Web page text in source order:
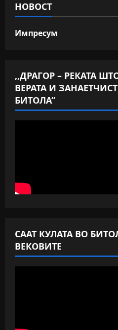
НОВОСТ
Импресум
,,ДРАГОР – РЕКАТА
ВЕРАТА И
БИТОЛА”
СААТ КУЛАТА ВО
ВЕКОВИТЕ